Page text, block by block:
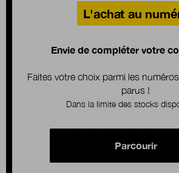
L'achat au
Envie de compléter votre
Faites votre choix parmi les
parus !
Dans la limite des stocks
Parcourir